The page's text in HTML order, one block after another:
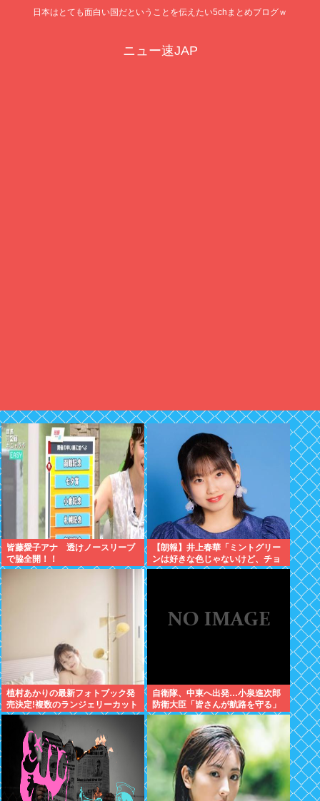
日本はとても面白い国だということを伝えたい5chまとめブログｗ
ニュー速JAP
皆藤愛子アナ 透けノースリーブ
で脇全開！！
【朗報】井上春華「ミントグリー
ンは好きな色じゃないけど、チョ
コミントは好きなのでまぁいいか
植村あかりの最新フォトブック発
売決定!複数のランジェリーカット
あり
自衛隊、中東へ出発…小泉進次郎
防衛大臣「皆さんが航路を守る」